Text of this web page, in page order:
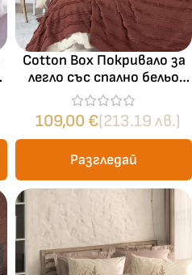
Cotton Box Покривало за
легло със спално бельо
„Rolf Tarçın“ Limi – 100%
памук ранфорс – 7 части
109,00 €(213.19 лв.)
Разгледай